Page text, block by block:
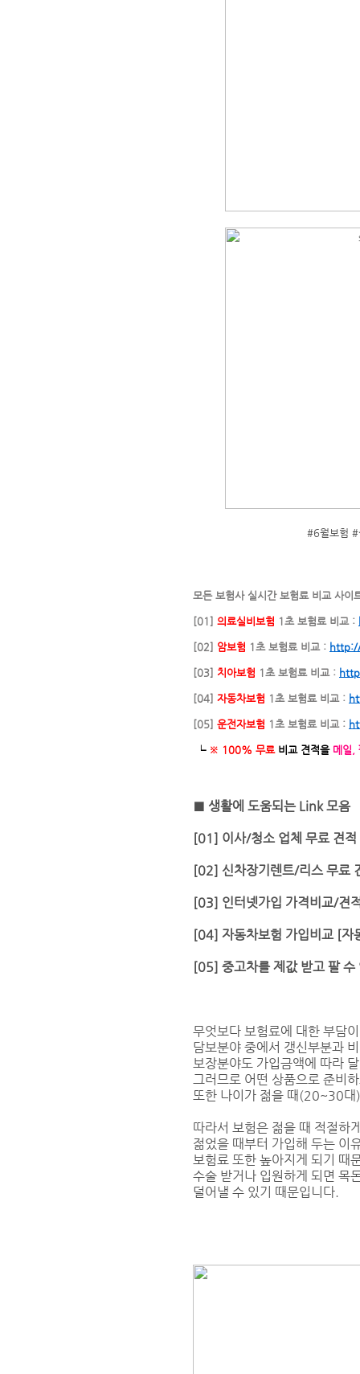
#6월보험 #
모든 보험사 실시간 보험료 비교 사이
[01] 의료실비보험 1초 보험료 비교 :
[02] 암보험 1초 보험료 비교 :
[03] 치아보험 1초 보험료 비교 :
[04] 자동차보험 1초 보험료 비교 :
[05] 운전자보험 1초 보험료 비교 :
└※ 100% 무료 비교 견적을 메일,
■ 생활에 도움되는 Link 모음
[01] 이사/청소 업체 무료 견
[02] 신차장기렌트/리스 무료
[03] 인터넷가입 가격비교/견
[04] 자동차보험 가입비교 [자
[05] 중고차를 제값 받고 팔
무엇보다 보험료에 대한 부담
담보분야 중에서 갱신부분과
보장분야도 가입금액에 따라
그러므로 어떤 상품으로 준비
또한 나이가 젊을 때(20~30
따라서 보험은 젊을 때 적절하
젊었을 때부터 가입해 두는 이
보험료 또한 높아지게 되기 때
수술 받거나 입원하게 되면 목
덜어낼 수 있기 때문입니다.